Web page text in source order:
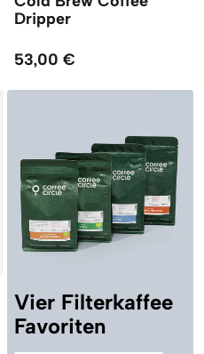
Dripper
53,00 €
Vier Filterkaffee
Favoriten